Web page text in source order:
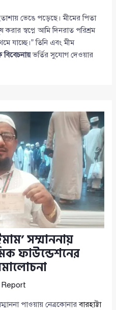
ভেঙে পড়েছে। মীমের পিতা
স্বপ্নে আমি দিনরাত পরিশ্রম
যাচ্ছে।” তিনি এবং মীম
বিবেচনায়ভর্তির সুযোগ দেওয়ার
সম্মাননায়
ফাউন্ডেশনের
পাওয়ায় নেত্রকোনারবারহাট্টা